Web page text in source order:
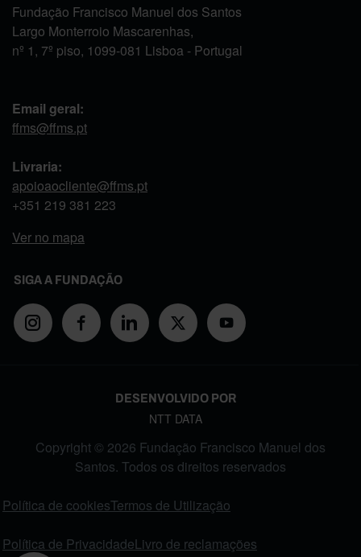
Fundação Francisco Manuel dos Santos
Largo Monterroio Mascarenhas,
nº 1, 7º piso, 1099-081 Lisboa - Portugal
Email geral:
ffms@ffms.pt
Livraria:
apoioaocliente@ffms.pt
+351 219 381 223
Ver no mapa
SIGA A FUNDAÇÃO
DESENVOLVIDO POR
NTT DATA
Copyright © 2026 Fundação Francisco Manuel dos
Santos. Todos os direitos reservados
Política de cookiesTermos de Utilização
Política de PrivacidadeLivro de reclamações